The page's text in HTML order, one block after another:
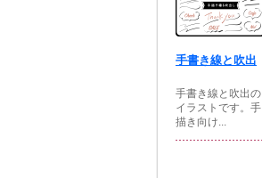
手書き線と吹出
手書き線と吹出の
イラストです。手
描き向け...